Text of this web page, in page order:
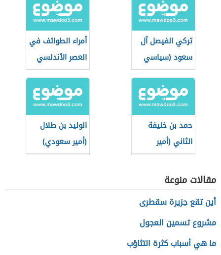
تركي الفيصل آل
سعود (سياسي
سعودي)
أمراء الطوائف في
العصر الأندلسي
حمد بن خليفة
الثاني (أمير
قطري)
الوليد بن طلال
(أمير سعودي)
مقالات منوعة
أين تقع جزيرة سقطرى
مشروع تسمين العجول
ما هي أسباب كثرة التثاؤب